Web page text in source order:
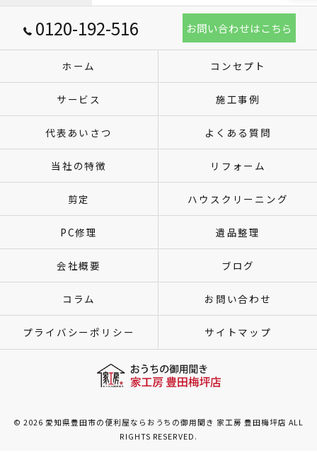
0120-192-516 お問い合わせはこちら
ホーム コンセプト
サービス 施工事例
代表あいさつ よくある質問
当社の特徴 リフォーム
剪定 ハウスクリーニング
PC修理 遺品整理
会社概要 ブログ
コラム お問い合わせ
プライバシーポリシー サイトマップ
© 2026 愛知県豊田市の便利屋ならおうちの御用聞き 家工房 豊田梅坪店 ALL
RIGHTS RESERVED.